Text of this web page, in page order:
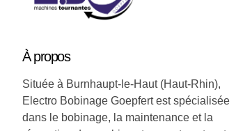
Àpropos
Située à Burnhaupt-le-Haut (Haut-Rhin),
Electro Bobinage Goepfert est spécialisée
dans le bobinage, la maintenance et la